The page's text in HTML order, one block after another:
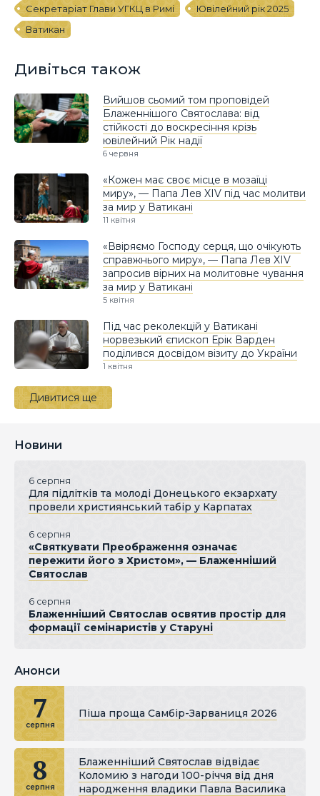
Секретаріат Глави УГКЦ в Римі
Ювілейний рік 2025
Ватикан
Дивіться також
Вийшов сьомий том проповідей
Блаженнішого Святослава: від
стійкості до воскресіння крізь
ювілейний Рік надії
6 червня
«Кожен має своє місце в мозаїці
миру», — Папа Лев XIV під час молитви
за мир у Ватикані
11 квітня
«Ввіряємо Господу серця, що очікують
справжнього миру», — Папа Лев XIV
запросив вірних на молитовне чування
за мир у Ватикані
5 квітня
Під час реколекцій у Ватикані
норвезький єпископ Ерік Варден
поділився досвідом візиту до України
1 квітня
Дивитися ще
Новини
6 серпня
Для підлітків та молоді Донецького екзархату
провели християнський табір у Карпатах
6 серпня
«Святкувати Преображення означає
пережити його з Христом», — Блаженніший
Святослав
6 серпня
Блаженніший Святослав освятив простір для
формації семінаристів у Старуні
Анонси
7
серпня
Піша проща Самбір-Зарваниця 2026
8
серпня
Блаженніший Святослав відвідає
Коломию з нагоди 100-річчя від дня
народження владики Павла Василика